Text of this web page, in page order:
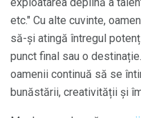
exploatarea deplină a
etc." Cu alte cuvinte,
să-și atingă întregul
punct final sau o
oamenii continuă să se
bunăstării, creativității și